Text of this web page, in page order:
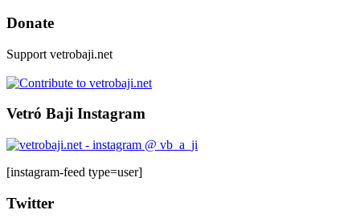
Donate
Support vetrobaji.net
Vetró Baji Instagram
[instagram-feed type=user]
Twitter